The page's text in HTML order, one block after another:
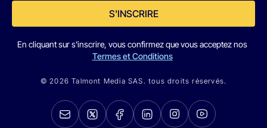
S'INSCRIRE
En cliquant sur s'inscrire, vous confirmez que vous acceptez nos
Termes et Conditions
© 2026 Talmont Media SAS. tous droits réservés.